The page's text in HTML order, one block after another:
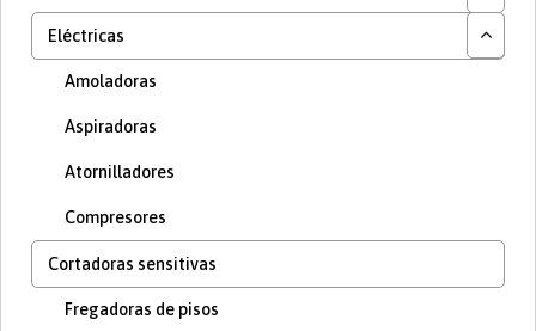
Eléctricas
Amoladoras
Aspiradoras
Atornilladores
Compresores
Cortadoras sensitivas
Fregadoras de pisos